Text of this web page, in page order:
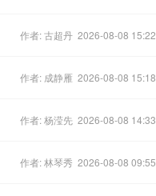
作者: 古超丹 2026-08-08 15:22
作者: 成静雁 2026-08-08 15:18
作者: 杨滢先 2026-08-08 14:33
作者: 林琴秀 2026-08-08 09:55